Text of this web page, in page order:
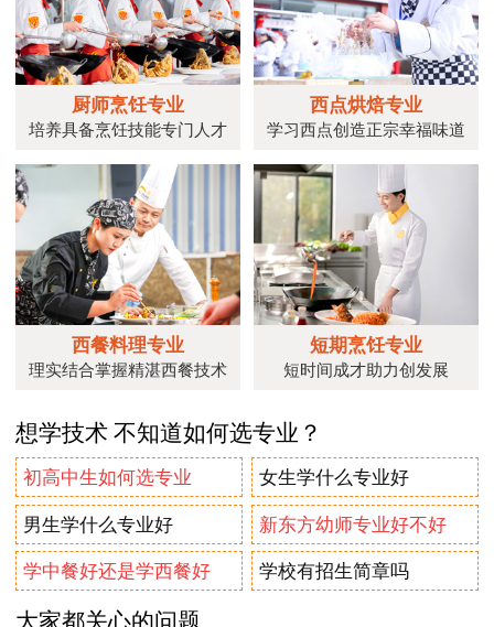
厨师烹饪专业
培养具备烹饪技能专门人才
西点烘焙专业
学习西点创造正宗幸福味道
西餐料理专业
理实结合掌握精湛西餐技术
短期烹饪专业
短时间成才助力创发展
想学技术 不知道如何选专业？
初高中生如何选专业 女生学什么专业好
男生学什么专业好 新东方幼师专业好不好
学中餐好还是学西餐好 学校有招生简章吗
大家都关心的问题